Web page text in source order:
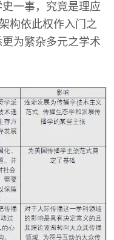
一事，究竟是理应
构依此权作入门之
为繁杂多元之学术